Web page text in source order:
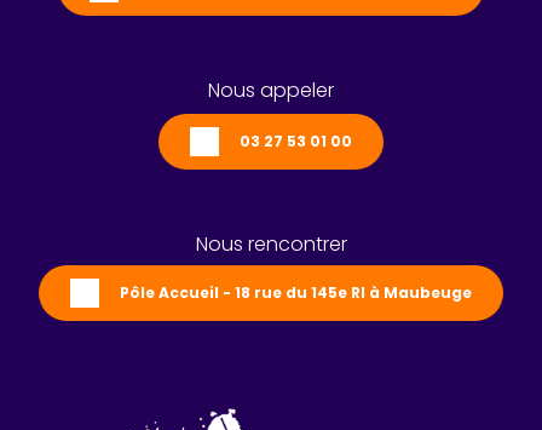
Nous appeler
03 27 53 01 00
Nous rencontrer
Pôle Accueil - 18 rue du 145e RI à Maubeuge